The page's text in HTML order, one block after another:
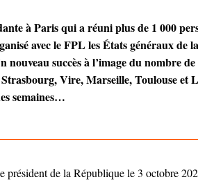
à Paris qui a réuni plus de 1 000
avec le FPL les États généraux de
succès à l’image du nombre de
Strasbourg, Vire, Marseille,Toulouse et
semaines…
président de la République le 3 octobre